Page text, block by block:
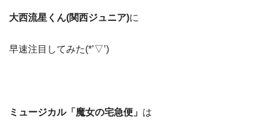
大西流星くん(関西ジュニア)に
早速注目してみた(*’▽’)
ミュージカル「魔女の宅急便」 は